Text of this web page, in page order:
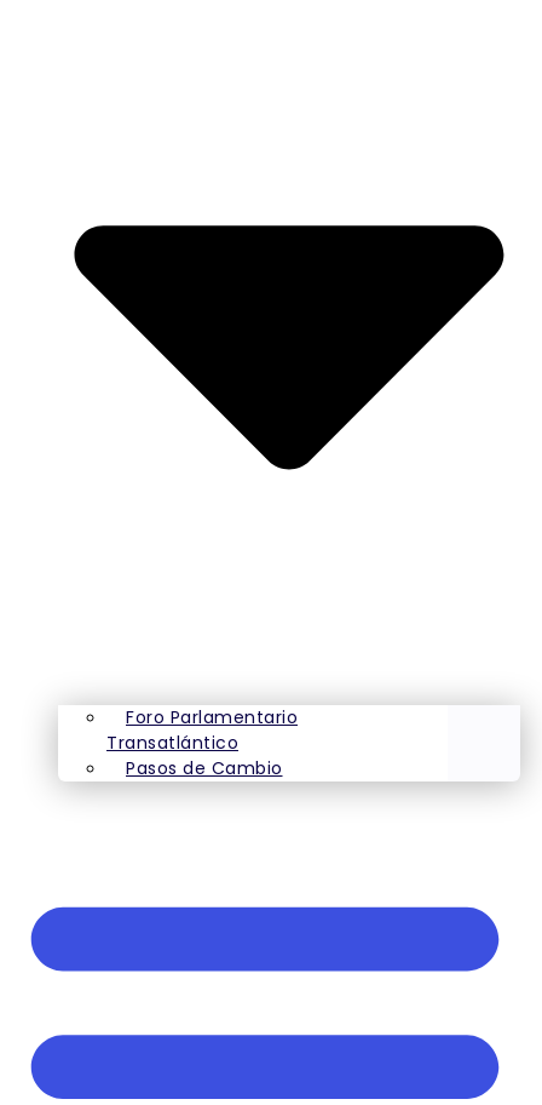
Foro Parlamentario
Transatlántico
Pasos de Cambio